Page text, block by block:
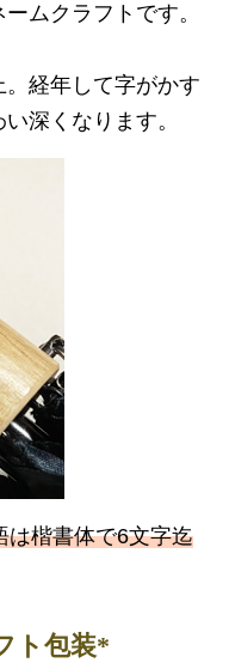
ムクラフトです。
経年して字がかす
深くなります。
楷書体で6文字迄
ト包装*